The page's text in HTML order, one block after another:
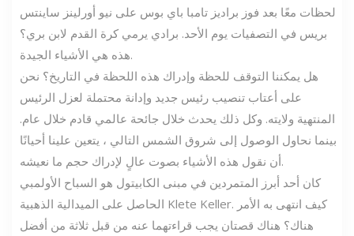
لحظات معًا بعد فوز براديز تامبا باي بوس على نيو أورلينز ساينتس
بريس في التصفيات يوم الأحد. برادي يرمي كرة القدم لابن بري؟
هذه هي الأشياء الجيدة.
هل يمكننا التوقف للحظة وإدراك هذه اللحظة في التاريخ؟ نحن
على أعتاب تنصيب رئيس جديد وإدانة محتملة لعزل الرئيس
المنتهية ولايته. وكل ذلك يحدث خلال جائحة عالمي قادم خلال عام.
بينما نحاول الوصول إلى شروق الشمس التالي ، يتعين علينا أحيانًا
أن نقول هذه الأشياء بصوت عالٍ لإدراك حجم ما نعيشه.
كان أحد أبرز المتمردين في مبنى الكابيتول هو السباح الأولمبي
الحاصل على الميدالية الذهبية Klete Keller. كيف انتهى به الأمر
هناك؟ هناك قصتان يجب قراءتهما عنه من قبل ثلاثة من أفضل